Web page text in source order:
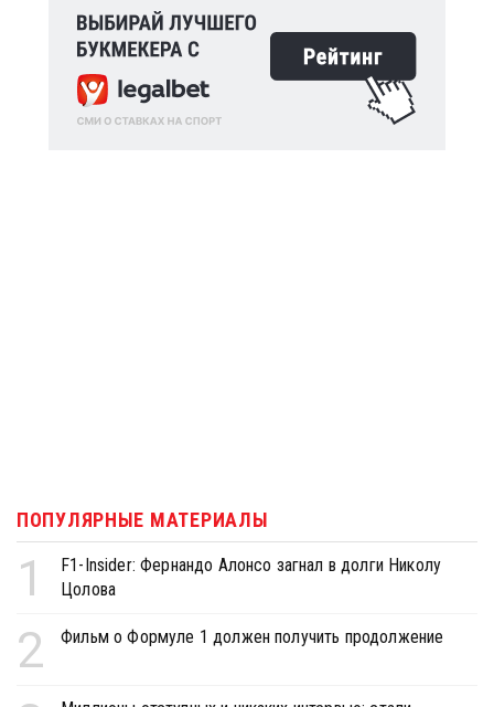
ПОПУЛЯРНЫЕ МАТЕРИАЛЫ
1
F1-Insider: Фернандо Алонсо загнал в долги Николу
Цолова
2 Фильм о Формуле 1 должен получить продолжение